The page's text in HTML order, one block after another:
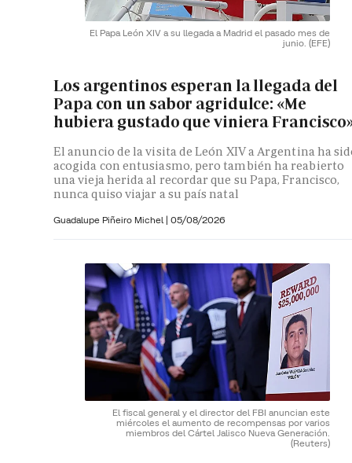
El Papa León XIV a su llegada a Madrid el pasado mes de
junio. (EFE)
Los argentinos esperan la llegada del
Papa con un sabor agridulce: «Me
hubiera gustado que viniera
El anuncio de la visita de León XIV a Argentina ha
acogida con entusiasmo, pero también ha reabierto
una vieja herida al recordar que su Papa, Francisco,
nunca quiso viajar a su país natal
Guadalupe Piñeiro Michel | 05/08/2026
El fiscal general y el director del FBI anuncian este
miércoles el aumento de recompensas por varios
miembros del Cártel Jalisco Nueva Generación.
(Reuters)